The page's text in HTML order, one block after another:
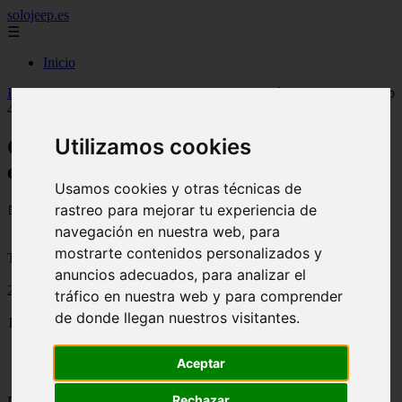
Utilizamos cookies
Usamos cookies y otras técnicas de
rastreo para mejorar tu experiencia de
navegación en nuestra web, para
mostrarte contenidos personalizados y
anuncios adecuados, para analizar el
tráfico en nuestra web y para comprender
de donde llegan nuestros visitantes.
Aceptar
solojeep.es
☰
Inicio
Inicio > jeep >Chevrolet Nova S-10 – Características de este pickup
4×4
Chevrolet Nova S-10 – Características de
este pickup 4×4
📅 02/09/2025
Tutoriales para el Auto
2011-04-22
1744